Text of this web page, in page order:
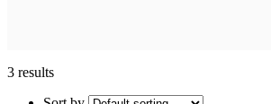
3 results